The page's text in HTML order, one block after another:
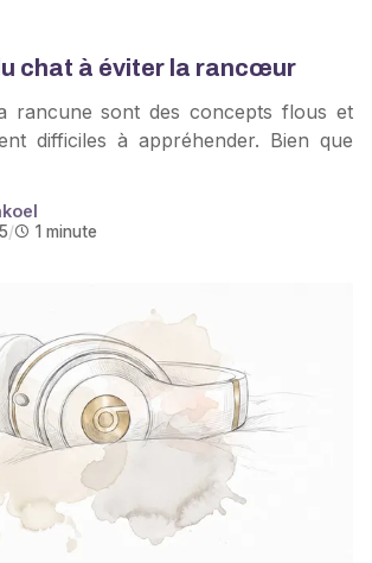
chat à éviter la rancœur
rancune sont des concepts flous et
difficiles à appréhender. Bien que
/ 1 minute